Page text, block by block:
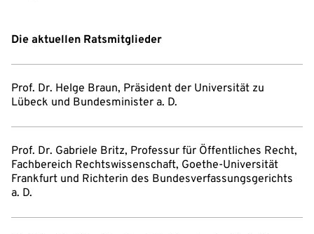
Die aktuellen Ratsmitglieder
Prof. Dr. Helge Braun, Präsident der Universität zu
Lübeck und Bundesminister a. D.
Prof. Dr. Gabriele Britz, Professur für Öffentliches Recht,
Fachbereich Rechtswissenschaft, Goethe-Universität
Frankfurt und Richterin des Bundesverfassungsgerichts
a. D.